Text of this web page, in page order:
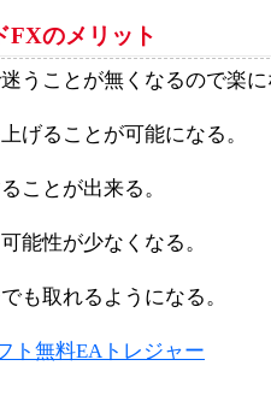
FXのメリット
うことが無くなるので楽
げることが可能になる。
ことが出来る。
能性が少なくなる。
も取れるようになる。
ト無料EAトレジャー